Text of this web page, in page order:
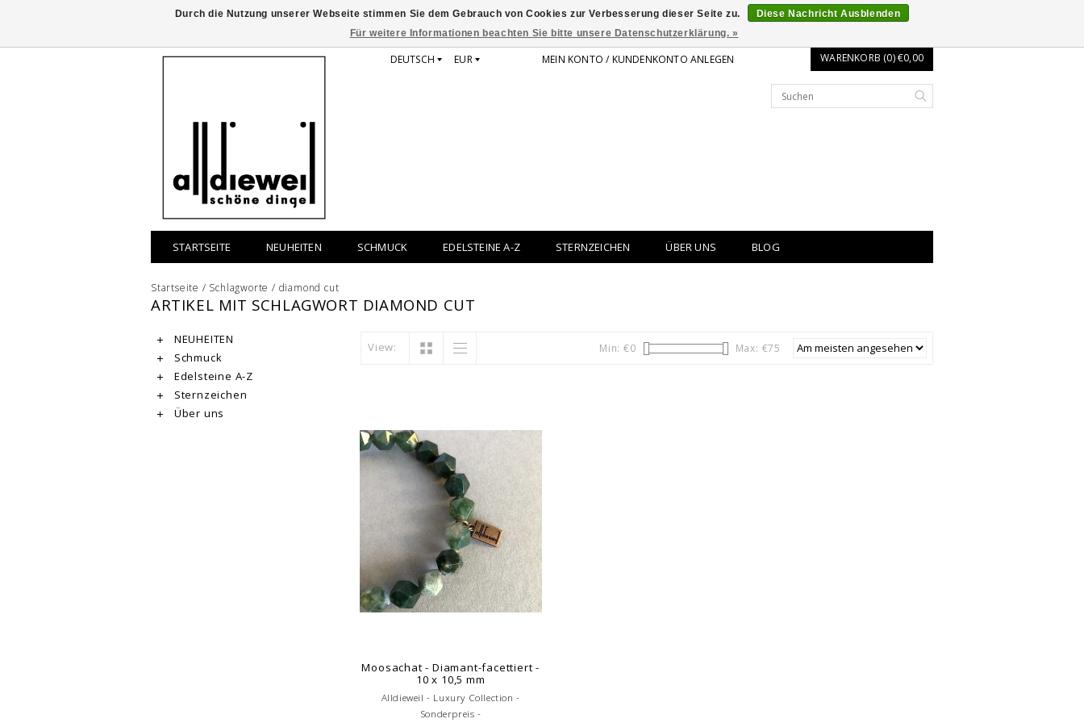
DEUTSCH EUR MEIN KONTO / KUNDENKONTO ANLEGEN WARENKORB (0) €0,00
STARTSEITE NEUHEITEN SCHMUCK EDELSTEINE A-Z STERNZEICHEN ÜBER UNS BLOG
Startseite / Schlagworte / diamond cut
ARTIKEL MIT SCHLAGWORT DIAMOND CUT
NEUHEITEN
Schmuck
Edelsteine A-Z
Sternzeichen
Über uns
View: Min: €0 Max: €75
Moosachat - Diamant-facettiert -
10 x 10,5 mm
Alldieweil - Luxury Collection -
Sonderpreis -
Durch die Nutzung unserer Webseite stimmen Sie dem Gebrauch von Cookies zur Verbesserung dieser Seite zu.
Diese Nachricht Ausblenden
Für weitere Informationen beachten Sie bitte unsere Datenschutzerklärung. »